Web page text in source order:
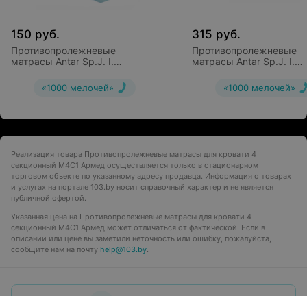
150 руб.
Противопролежневые
матрасы Antar Sp.J. I.
«1000 мелочей»
315 руб.
Противопролежневые
матрасы Antar Sp.J. I.
«1000 мелочей»
Реализация товара Противопролежневые матрасы для кровати 4
секционный М4С1 Армед осуществляется только в стационарном
торговом объекте по указанному адресу продавца. Информация о товарах
и услугах на портале 103.by носит справочный характер и не является
публичной офертой.
Указанная цена на Противопролежневые матрасы для кровати 4
секционный М4С1 Армед может отличаться от фактической. Если в
описании или цене вы заметили неточность или ошибку, пожалуйста,
сообщите нам на почту help@103.by.